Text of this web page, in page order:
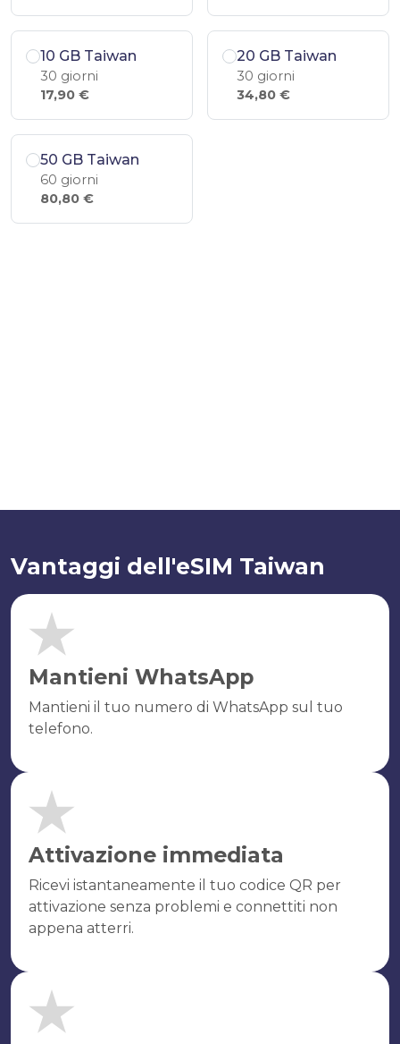
10 GB Taiwan
30 giorni
17,90 €
20 GB Taiwan
30 giorni
34,80 €
50 GB Taiwan
60 giorni
80,80 €
Vantaggi dell'eSIM Taiwan
Mantieni WhatsApp
Mantieni il tuo numero di WhatsApp sul tuo
telefono.
Attivazione immediata
Ricevi istantaneamente il tuo codice QR per
attivazione senza problemi e connettiti non
appena atterri.